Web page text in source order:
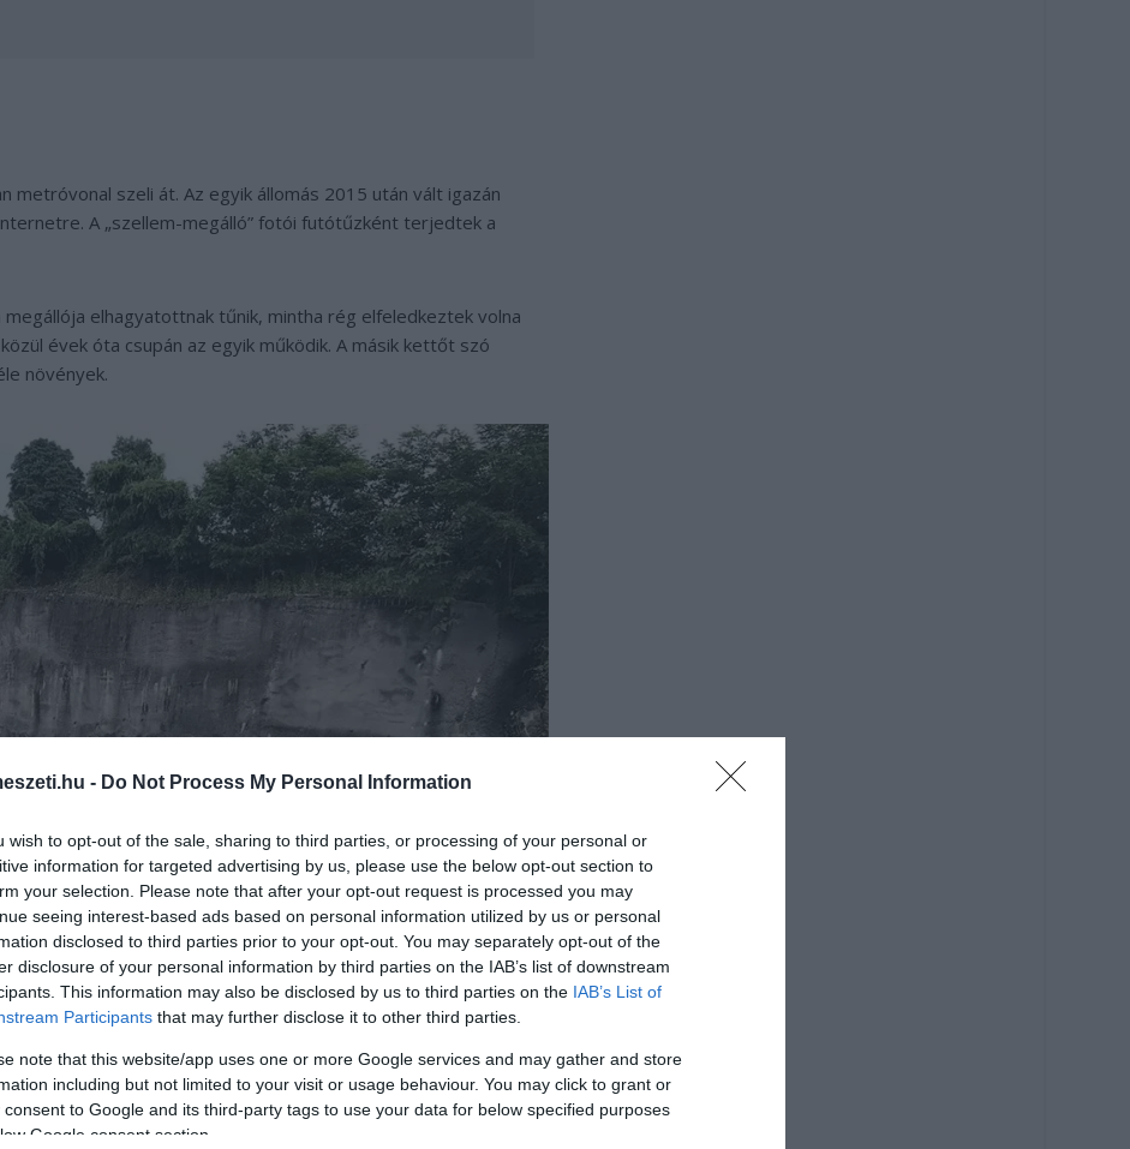
- Do Not Process My Personal Information
wish to opt-out of the sale, sharing to third parties, or processing of your personal or
information for targeted advertising by us, please use the below opt-out section to
your selection. Please note that after your opt-out request is processed you may
seeing interest-based ads based on personal information utilized by us or personal
disclosed to third parties prior to your opt-out. You may separately opt-out of the
disclosure of your personal information by third parties on the IAB’s list of downstream
This information may also be disclosed by us to third parties on the IAB’s List of
Participants that may further disclose it to other third parties.
note that this website/app uses one or more Google services and may gather and store
including but not limited to your visit or usage behaviour. You may click to grant or
consent to Google and its third-party tags to use your data for below specified purposes
Google consent section.
metróvonal szeli át. Az egyik állomás 2015 után vált igazán
A „szellem-megálló” fotói futótűzként terjedtek a
elhagyatottnak tűnik, mintha rég elfeledkeztek volna
évek óta csupán az egyik működik. A másik kettőt szó
növények.